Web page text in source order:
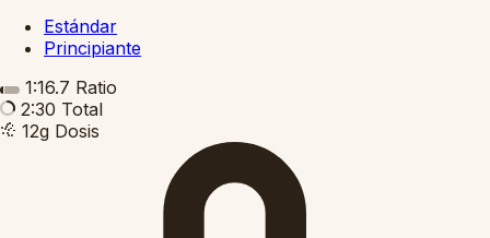
Estándar
Principiante
1:16.7 Ratio
2:30 Total
12g Dosis